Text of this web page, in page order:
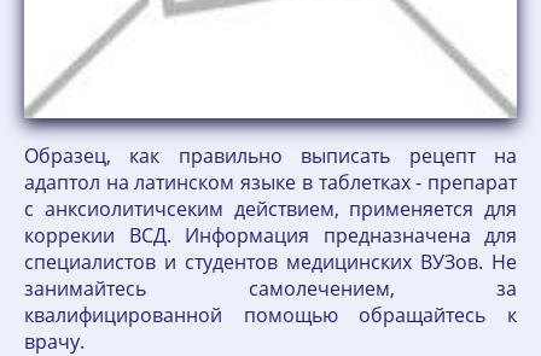
Образец, как правильно выписать рецепт на
адаптол на латинском языке в таблетках - препарат
с анксиолитичсеким действием, применяется для
коррекии ВСД. Информация предназначена для
специалистов и студентов медицинских ВУЗов. Не
занимайтесь самолечением, за
квалифицированной помощью обращайтесь к
врачу.